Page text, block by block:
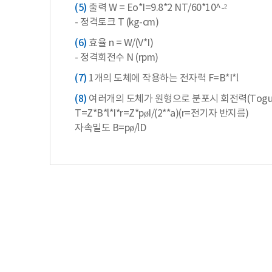
(5) 출력 W = Eo*I=9.8*2 NT/60*10^-²
- 정격토크 T (kg-cm)
(6) 효율 n = W/(V*I)
- 정격회전수 N (rpm)
(7) 1개의 도체에 작용하는 전자력 F=B*I*l
(8) 여러개의 도체가 원형으로 분포시 회전력
T=Z*B*l*I*r=Z*pøI/(2**a)(r=전기자 반지름)
자속밀도 B=pø/lD